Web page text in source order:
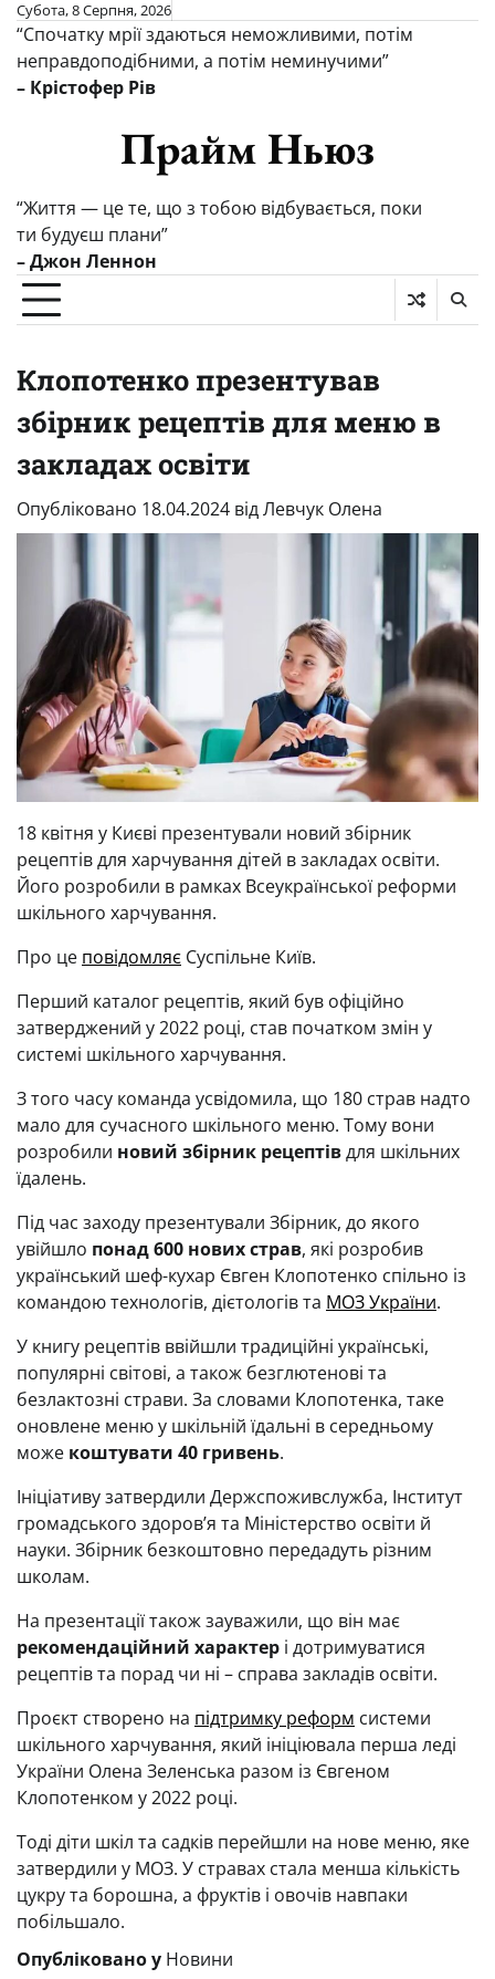
Перейти
до
вмісту
Субота, 8 Серпня, 2026
“Спочатку мрії здаються неможливими, потім
неправдоподібними, а потім неминучими”
– Крістофер Рів
Прайм Ньюз
“Життя — це те, що з тобою відбувається, поки
ти будуєш плани”
– Джон Леннон
Клопотенко презентував
збірник рецептів для меню в
закладах освіти
Опубліковано 18.04.2024 відЛевчук Олена
18 квітня у Києві презентували новий збірник
рецептів для харчування дітей в закладах освіти.
Його розробили в рамках Всеукраїнської реформи
шкільного харчування.
Про це повідомляє Суспільне Київ.
Перший каталог рецептів, який був офіційно
затверджений у 2022 році, став початком змін у
системі шкільного харчування.
З того часу команда усвідомила, що 180 страв надто
мало для сучасного шкільного меню. Тому вони
розробили новий збірник рецептівдля шкільних
їдалень.
Під час заходу презентували Збірник, до якого
увійшло понад 600 нових страв, які розробив
український шеф-кухар Євген Клопотенко спільно із
командою технологів, дієтологів та МОЗ України.
У книгу рецептів ввійшли традиційні українські,
популярні світові, а також безглютенові та
безлактозні страви. За словами Клопотенка, таке
оновлене меню у шкільній їдальні в середньому
може коштувати 40 гривень.
Ініціативу затвердили Держспоживслужба, Інститут
громадського здоровʼя та Міністерство освіти й
науки. Збірник безкоштовно передадуть різним
школам.
На презентації також зауважили, що він має
рекомендаційний характер і дотримуватися
рецептів та порад чи ні – справа закладів освіти.
Проєкт створено на підтримку реформ системи
шкільного харчування, який ініціювала перша леді
України Олена Зеленська разом із Євгеном
Клопотенком у 2022 році.
Тоді діти шкіл та садків перейшли на нове меню, яке
затвердили у МОЗ. У стравах стала менша кількість
цукру та борошна, а фруктів і овочів навпаки
побільшало.
Опубліковано у Новини